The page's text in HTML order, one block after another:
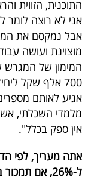
התוכנית, הזווית
אני לא רוצה לומר
אבל נמקסם את
מוצוינת ועושה
700 אלף שקל
אגיע לאותם
מלמדי השכלתי,
אין ספק בכלל".
אתה מעריך, לפי